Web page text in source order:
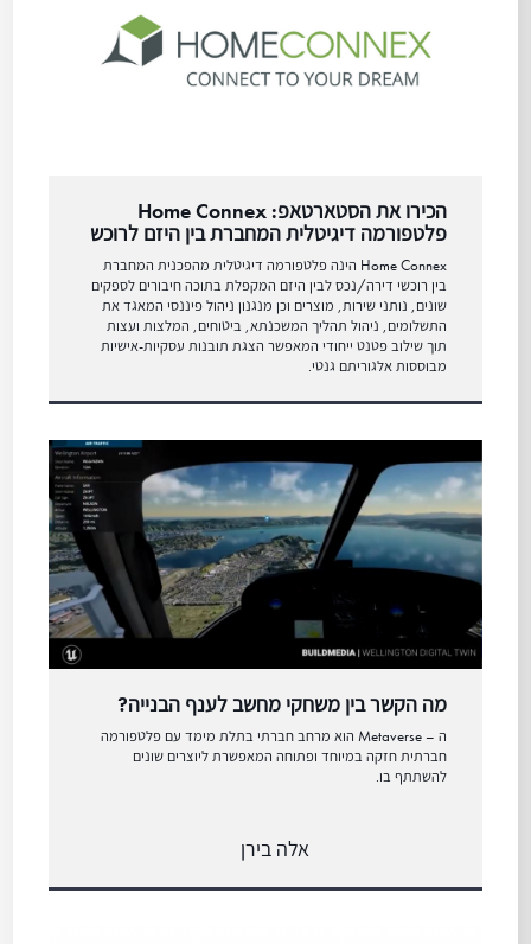
הכירו את הסטארטאפ: Home Connex
פלטפורמה דיגיטלית המחברת בין היזם לרוכש
Home Connex הינה פלטפורמה דיגיטלית מהפכנית המחברת
בין רוכשי דירה/נכס לבין היזם המקפלת בתוכה חיבורים לספקים
שונים, נותני שירות, מוצרים וכן מנגנון ניהול פיננסי המאגד את
התשלומים, ניהול תהליך המשכנתא, ביטוחים, המלצות ועצות
תוך שילוב פטנט ייחודי המאפשר הצגת תובנות עסקיות-אישיות
מבוססות אלגוריתם גנטי.
מה הקשר בין משחקי מחשב לענף הבנייה?
ה – Metaverse הוא מרחב חברתי בתלת מימד עם פלטפורמה
חברתית חזקה במיוחד ופתוחה המאפשרת ליוצרים שונים
להשתתף בו.
אלה בירן